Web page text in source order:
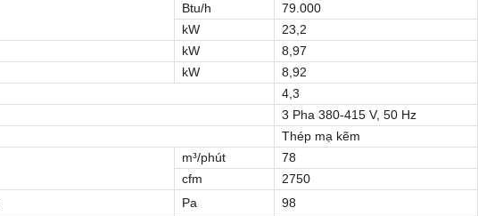
Btu/h
79.000
kW
23,2
kW
8,97
kW
8,92
4,3
3 Pha 380-415 V, 50 Hz
Thép mạ kẽm
m³/phút
78
cfm
2750
Pa 98